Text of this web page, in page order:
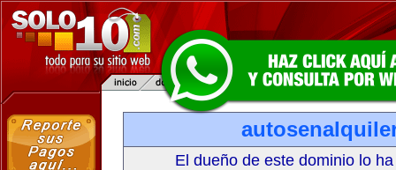
El dueño de este dominio lo